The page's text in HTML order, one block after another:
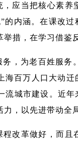
，应当把核心素
的内涵。在课改
措，在学习借鉴
，为老百姓服务
海百万人口大动
流城市建设。近
，以先进带动全
改革做好，而